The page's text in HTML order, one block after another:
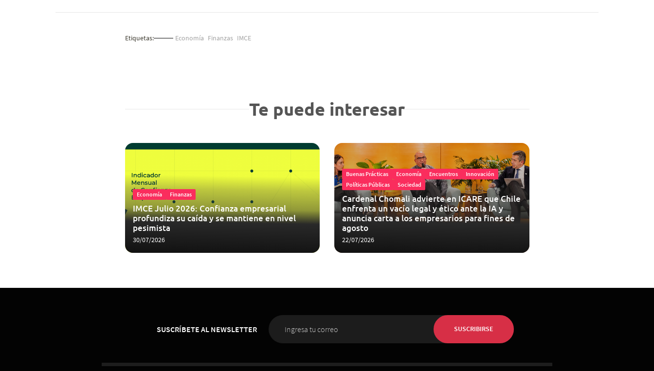
Etiquetas: Economía Finanzas IMCE
Te puede interesar
Economía Finanzas
IMCE Julio 2026: Confianza empresarial
profundiza su caída y se mantiene en nivel
pesimista
30/07/2026
Buenas Prácticas Economía Encuentros
Innovación
Políticas Públicas
Sociedad
Cardenal Chomali advierte en ICARE que Chile
enfrenta un vacío legal y ético ante la IA y
anuncia carta a los empresarios para fines de
agosto
22/07/2026
SUSCRÍBETE AL NEWSLETTER SUSCRIBIRSE